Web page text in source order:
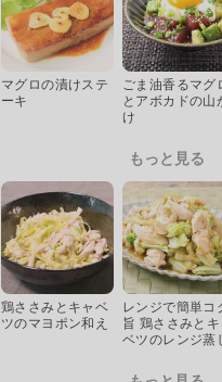
マグロの漬けステ
ーキ
ごま油香るマグ
とアボカドの山
け
もっと見る
鶏ささみとキャベ
ツのマヨポン和え
レンジで簡単コ
旨 鶏ささみと
ベツのレンジ蒸